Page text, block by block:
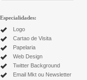
Especialidades:
Logo
Cartao de Visita
Papelaria
Web Design
Twitter Background
Email Mkt ou Newsletter